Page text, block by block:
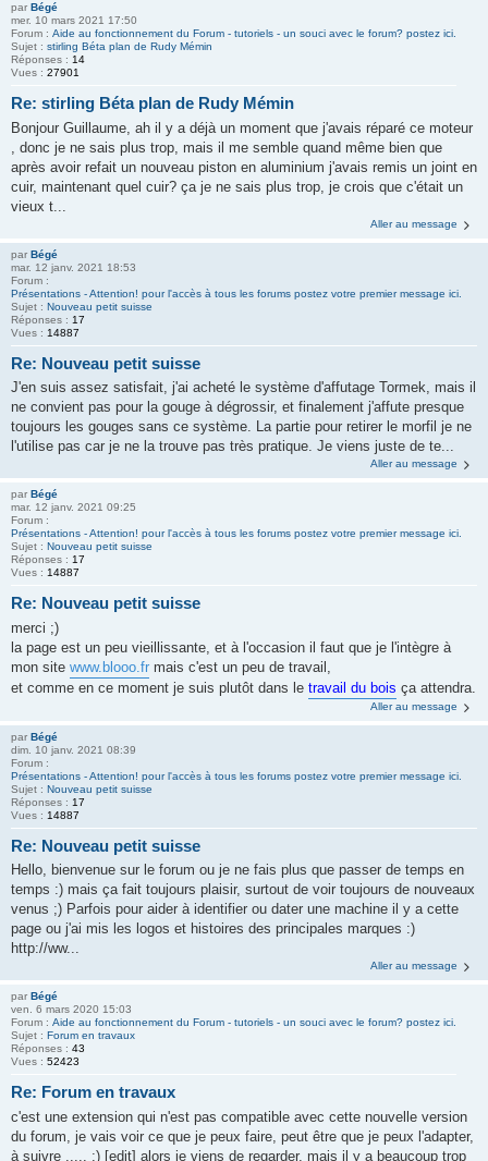
par Bégé
mer. 10 mars 2021 17:50
Forum : Aide au fonctionnement du Forum - tutoriels - un souci avec le forum? postez ici.
Sujet : stirling Béta plan de Rudy Mémin
Réponses : 14
Vues : 27901
Re: stirling Béta plan de Rudy Mémin
Bonjour Guillaume, ah il y a déjà un moment que j'avais réparé ce moteur
, donc je ne sais plus trop, mais il me semble quand même bien que
après avoir refait un nouveau piston en aluminium j'avais remis un joint en
cuir, maintenant quel cuir? ça je ne sais plus trop, je crois que c'était un
vieux t...
Aller au message
par Bégé
mar. 12 janv. 2021 18:53
Forum :
Présentations - Attention! pour l'accès à tous les forums postez votre premier message ici.
Sujet : Nouveau petit suisse
Réponses : 17
Vues : 14887
Re: Nouveau petit suisse
J'en suis assez satisfait, j'ai acheté le système d'affutage Tormek, mais il
ne convient pas pour la gouge à dégrossir, et finalement j'affute presque
toujours les gouges sans ce système. La partie pour retirer le morfil je ne
l'utilise pas car je ne la trouve pas très pratique. Je viens juste de te...
Aller au message
par Bégé
mar. 12 janv. 2021 09:25
Forum :
Présentations - Attention! pour l'accès à tous les forums postez votre premier message ici.
Sujet : Nouveau petit suisse
Réponses : 17
Vues : 14887
Re: Nouveau petit suisse
merci ;)
la page est un peu vieillissante, et à l'occasion il faut que je l'intègre à
mon site www.blooo.fr mais c'est un peu de travail,
et comme en ce moment je suis plutôt dans le travail du bois ça attendra.
Aller au message
par Bégé
dim. 10 janv. 2021 08:39
Forum :
Présentations - Attention! pour l'accès à tous les forums postez votre premier message ici.
Sujet : Nouveau petit suisse
Réponses : 17
Vues : 14887
Re: Nouveau petit suisse
Hello, bienvenue sur le forum ou je ne fais plus que passer de temps en
temps :) mais ça fait toujours plaisir, surtout de voir toujours de nouveaux
venus ;) Parfois pour aider à identifier ou dater une machine il y a cette
page ou j'ai mis les logos et histoires des principales marques :)
http://ww...
Aller au message
par Bégé
ven. 6 mars 2020 15:03
Forum : Aide au fonctionnement du Forum - tutoriels - un souci avec le forum? postez ici.
Sujet : Forum en travaux
Réponses : 43
Vues : 52423
Re: Forum en travaux
c'est une extension qui n'est pas compatible avec cette nouvelle version
du forum, je vais voir ce que je peux faire, peut être que je peux l'adapter,
à suivre ..... ;) [edit] alors je viens de regarder, mais il y a beaucoup trop